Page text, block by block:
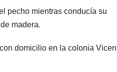
pecho mientras conducía su
madera.
domicilio en la colonia